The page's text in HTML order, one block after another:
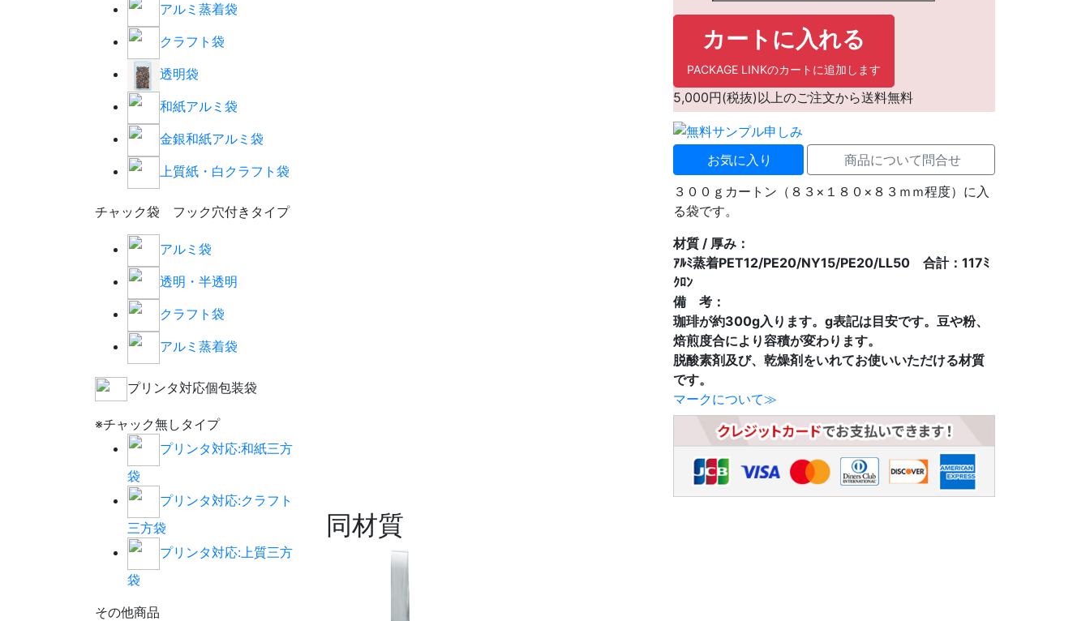
アルミ蒸着袋
クラフト袋
透明袋
和紙アルミ袋
金銀和紙アルミ袋
上質紙・白クラフト袋
チャック袋 フック穴付きタイプ
アルミ袋
透明・半透明
クラフト袋
アルミ蒸着袋
プリンタ対応個包装袋
※チャック無しタイプ
プリンタ対応:和紙三方
袋
プリンタ対応:クラフト
三方袋
プリンタ対応:上質三方
袋
その他商品
カートに入れる
PACKAGE LINKのカートに追加します
5,000円(税抜)以上のご注文から送料無料
お気に入り
商品について問合せ
３００ｇカートン（８３×１８０×８３ｍｍ程度）に入
る袋です。
材質 / 厚み：
ｱﾙﾐ蒸着PET12/PE20/NY15/PE20/LL50 合計：117ﾐ
ｸﾛﾝ
備 考：
珈琲が約300g入ります。g表記は目安です。豆や粉、
焙煎度合により容積が変わります。
脱酸素剤及び、乾燥剤をいれてお使いいただける材質
です。
マークについて≫
同材質